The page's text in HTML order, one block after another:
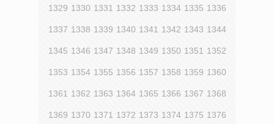
1329 1330 1331 1332 1333 1334 1335 1336
1337 1338 1339 1340 1341 1342 1343 1344
1345 1346 1347 1348 1349 1350 1351 1352
1353 1354 1355 1356 1357 1358 1359 1360
1361 1362 1363 1364 1365 1366 1367 1368
1369 1370 1371 1372 1373 1374 1375 1376